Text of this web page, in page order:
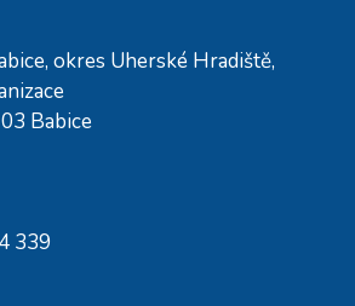
okres Uherské Hradiště,
Babice
339